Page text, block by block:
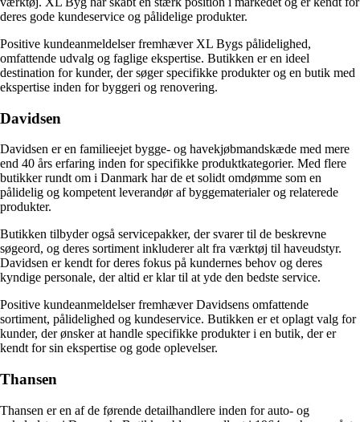
deres gode kundeservice og pålidelige produkter.
Positive kundeanmeldelser fremhæver XL Bygs pålidelighed,
omfattende udvalg og faglige ekspertise. Butikken er en ideel
destination for kunder, der søger specifikke produkter og en butik med
ekspertise inden for byggeri og renovering.
Davidsen
Davidsen er en familieejet bygge- og havekjøbmandskæde med mere
end 40 års erfaring inden for specifikke produktkategorier. Med flere
butikker rundt om i Danmark har de et solidt omdømme som en
pålidelig og kompetent leverandør af byggematerialer og relaterede
produkter.
Butikken tilbyder også servicepakker, der svarer til de beskrevne
søgeord, og deres sortiment inkluderer alt fra værktøj til haveudstyr.
Davidsen er kendt for deres fokus på kundernes behov og deres
kyndige personale, der altid er klar til at yde den bedste service.
Positive kundeanmeldelser fremhæver Davidsens omfattende
sortiment, pålidelighed og kundeservice. Butikken er et oplagt valg for
kunder, der ønsker at handle specifikke produkter i en butik, der er
kendt for sin ekspertise og gode oplevelser.
Thansen
Thansen er en af de førende detailhandlere inden for auto- og